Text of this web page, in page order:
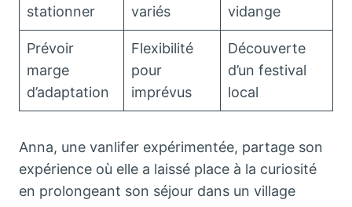
stationner
variés
vidange
Prévoir
marge
d’adaptation
Flexibilité
pour
imprévus
Découverte
d’un festival
local
Anna, une vanlifer expérimentée, partage son
expérience où elle a laissé place à la curiosité
en prolongeant son séjour dans un village